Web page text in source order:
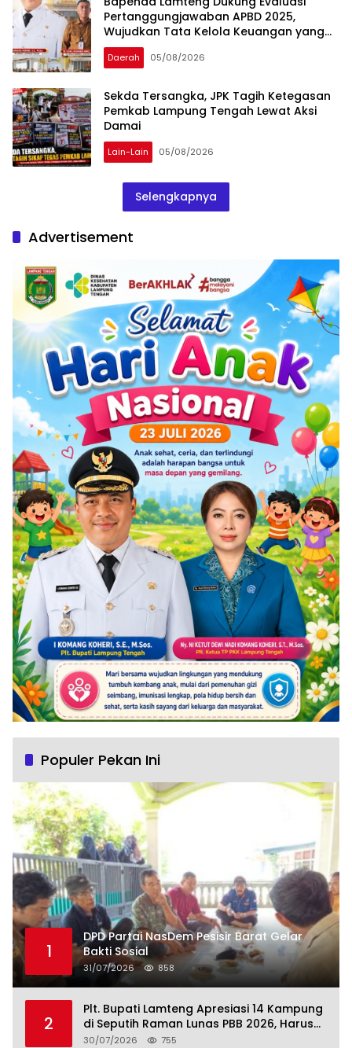
Pertanggungjawaban APBD 2025,
Wujudkan Tata Kelola Keuangan yang
Transparan dan Akuntabel
Daerah 05/08/2026
Sekda Tersangka, JPK Tagih Ketegasan
Pemkab Lampung Tengah Lewat Aksi
Damai
Lain-Lain 05/08/2026
Selengkapnya
Advertisement
Populer Pekan Ini
1
DPD Partai NasDem Pesisir Barat Gelar
Bakti Sosial
31/07/2026 858
2
Plt. Bupati Lamteng Apresiasi 14 Kampung
di Seputih Raman Lunas PBB 2026, Harus
Jadi Contoh!
30/07/2026 755